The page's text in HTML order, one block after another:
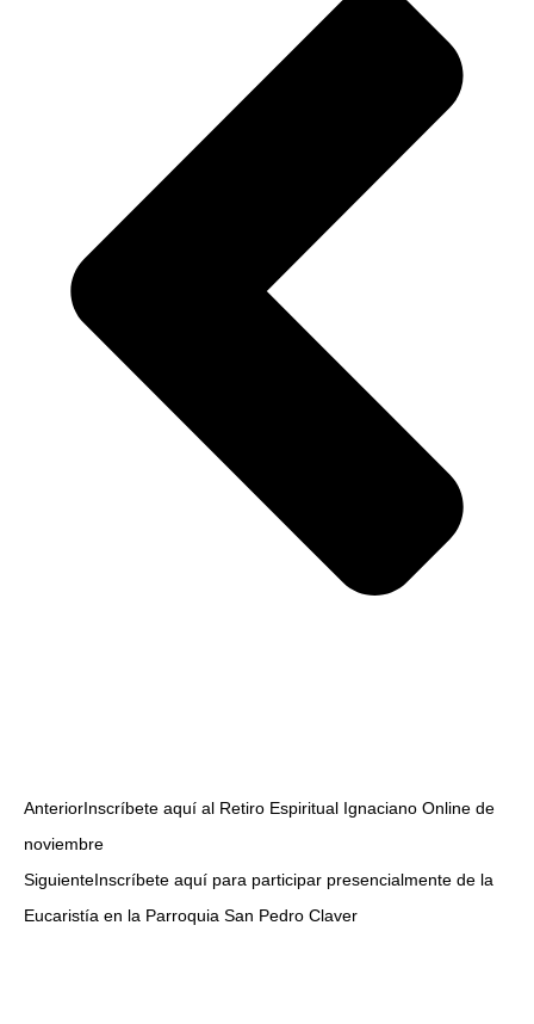
AnteriorInscríbete aquí al Retiro Espiritual Ignaciano Online de
noviembre
SiguienteInscríbete aquí para participar presencialmente de la
Eucaristía en la Parroquia San Pedro Claver